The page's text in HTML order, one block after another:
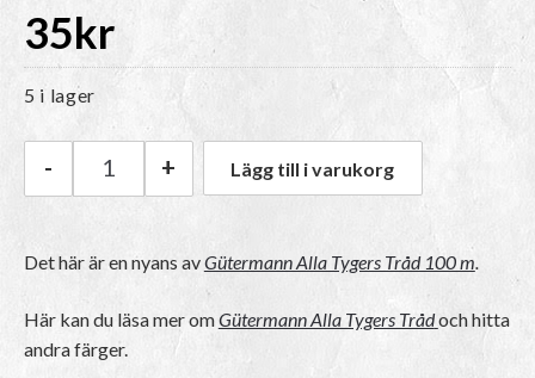
35kr
5 i lager
Gütermann Alla Tygers Tråd 100 m | 1 Vit
- + Lägg till i varukorg
Det här är en nyans avGütermann Alla Tygers Tråd 100 m.
Här kan du läsa mer omGütermann Alla Tygers Trådoch hitta
andra färger.